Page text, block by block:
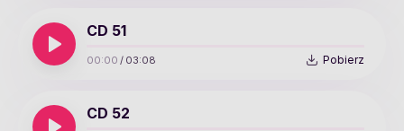
CD 51
00:00 / 03:08 Pobierz
CD 52